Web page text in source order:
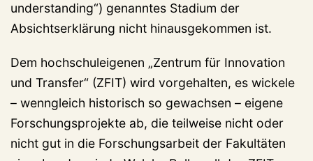
understanding“) genanntes Stadium der
Absichtserklärung nicht hinausgekommen ist.
Dem hochschuleigenen „Zentrum für Innovation
und Transfer“ (ZFIT) wird vorgehalten, es wickele
– wenngleich historisch so gewachsen – eigene
Forschungsprojekte ab, die teilweise nicht oder
nicht gut in die Forschungsarbeit der Fakultäten